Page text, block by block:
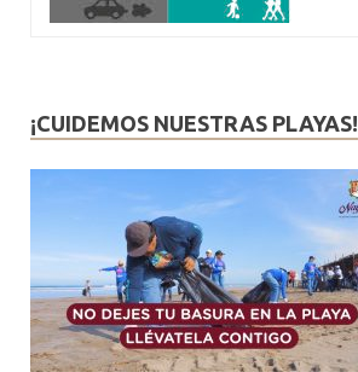
¡CUIDEMOS NUESTRAS PLAYAS!